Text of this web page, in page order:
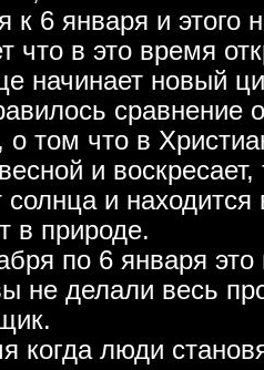
к 6 января и этого
что в это время
начинает новый
сравнение
о том что в
и
солнца и
в природе.
по 6 января это
не делали весь
когда люди